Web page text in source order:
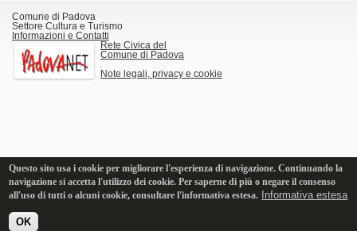
Comune di Padova
Settore Cultura e Turismo
Informazioni e Contatti
Rete Civica del
Comune di Padova
Note legali, privacy e cookie
Questo sito usa i cookie per migliorare l'esperienza di navigazione. Continuando la
navigazione si accetta l'utilizzo dei cookie. Per saperne di più o negare il consenso
all'uso di tutti o alcuni cookie, consultare l'informativa estesa. Informativa estesa
OK